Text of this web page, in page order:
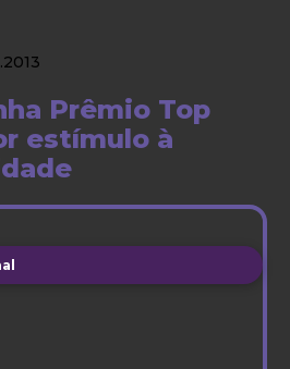
Prêmio Top
estímulo à